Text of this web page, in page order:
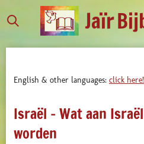
direct
Jaïr
English & other languages: click here!
Israël - Wat aan
worden